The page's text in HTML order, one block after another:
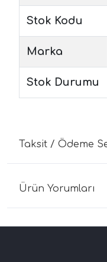
Stok Kodu
Marka
Stok Durumu
Taksit / Ödeme
Ürün Yorumları